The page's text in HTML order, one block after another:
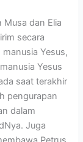
Musa dan Elia
secara
Yesus,
Yesus
saat terakhir
pengurapan
dalam
Juga